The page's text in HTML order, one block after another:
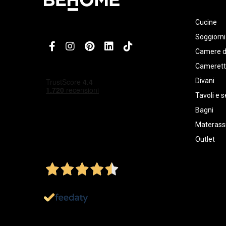
Cucine
Soggiorni
Camere
Divani
Tavoli e
Bagni
Outlet